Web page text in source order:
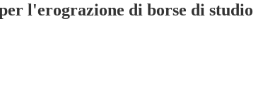
l'erograzione di borse di studio